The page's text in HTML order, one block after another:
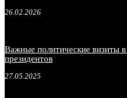
26.02.2026
Важные политические визиты
президентов
27.05.2025